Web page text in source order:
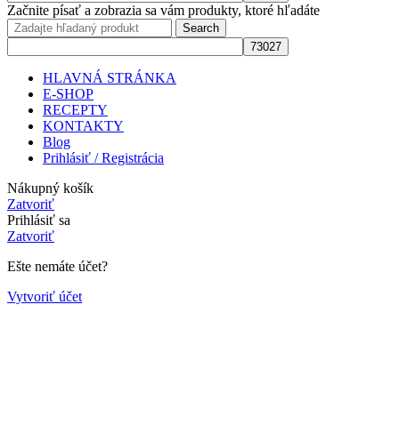
Začnite písať a zobrazia sa vám produkty, ktoré hľadáte
Search
HLAVNÁ STRÁNKA
E-SHOP
RECEPTY
KONTAKTY
Blog
Prihlásiť / Registrácia
Nákupný košík
Zatvoriť
Prihlásiť sa
Zatvoriť
Ešte nemáte účet?
Vytvoriť účet